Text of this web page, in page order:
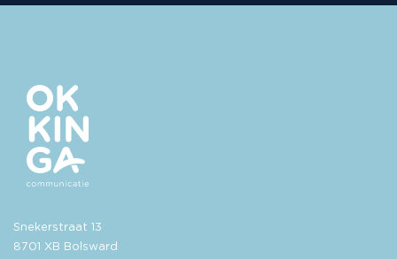
Snekerstraat 13
8701 XB Bolsward